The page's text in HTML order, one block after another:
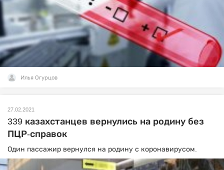
Илья Огурцов
27.02.2021
339 казахстанцев вернулись на родину без
ПЦР-справок
Один пассажир вернулся на родину с коронавирусом.